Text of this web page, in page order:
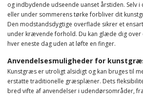
og indbydende udseende uanset årstiden. Selv
eller under sommerens tørke forbliver dit
Den modstandsdygtige overflade sikrer et
under krævende forhold. Du kan glæde dig over
hver eneste dag uden at løfte en finger.
Anvendelsesmuligheder for
Kunstgræs er utroligt alsidigt og kan bruges til
erstatte traditionelle græsplæner. Dets
bred vifte af anvendelser i udendørsområder,